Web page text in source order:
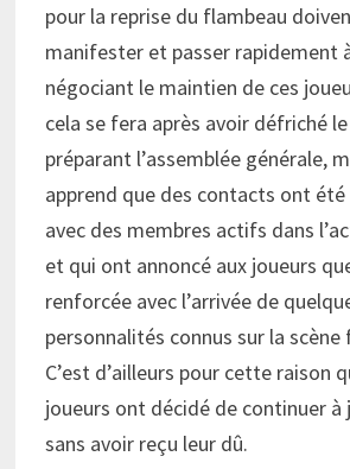
pour la reprise du flambeau
manifester et passer rapidement
négociant le maintien de ces
cela se fera après avoir défriché
préparant l’assemblée générale,
apprend que des contacts ont été
avec des membres actifs dans
et qui ont annoncé aux joueurs
renforcée avec l’arrivée de
personnalités connus sur la
C’est d’ailleurs pour cette raison
joueurs ont décidé de continuer à
sans avoir reçu leur dû.